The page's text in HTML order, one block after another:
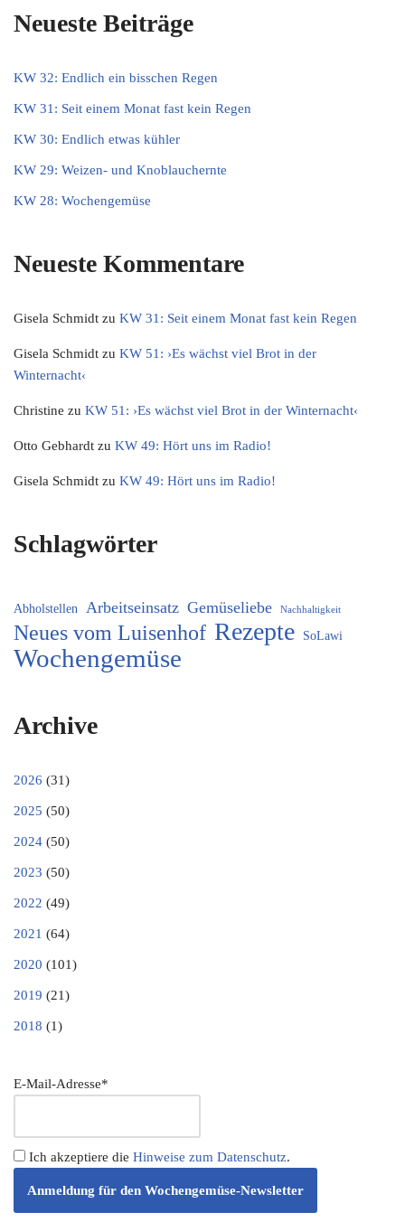
Neueste Beiträge
KW 32: Endlich ein bisschen Regen
KW 31: Seit einem Monat fast kein Regen
KW 30: Endlich etwas kühler
KW 29: Weizen- und Knoblauchernte
KW 28: Wochengemüse
Neueste Kommentare
Gisela Schmidt zu KW 31: Seit einem Monat fast kein Regen
Gisela Schmidt zu KW 51: ›Es wächst viel Brot in der
Winternacht‹
Christine zu KW 51: ›Es wächst viel Brot in der Winternacht‹
Otto Gebhardt zu KW 49: Hört uns im Radio!
Gisela Schmidt zu KW 49: Hört uns im Radio!
Schlagwörter
Abholstellen Arbeitseinsatz Gemüseliebe Nachhaltigkeit
Neues vom Luisenhof Rezepte SoLawi
Wochengemüse
Archive
2026 (31)
2025 (50)
2024 (50)
2023 (50)
2022 (49)
2021 (64)
2020 (101)
2019 (21)
2018 (1)
E-Mail-Adresse*
Ich akzeptiere die Hinweise zum Datenschutz.